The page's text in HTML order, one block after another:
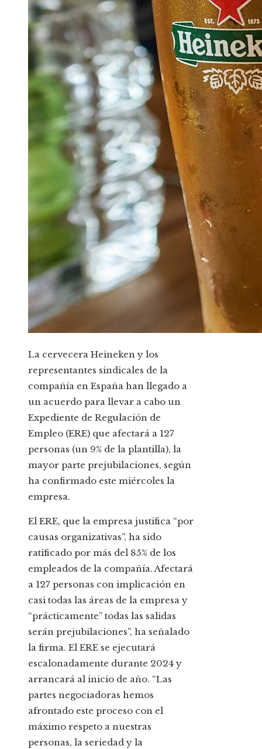
La cervecera Heineken y los
representantes sindicales de la
compañía en España han llegado a
un acuerdo para llevar a cabo un
Expediente de Regulación de
Empleo (ERE) que afectará a 127
personas (un 9% de la plantilla), la
mayor parte prejubilaciones, según
ha confirmado este miércoles la
empresa.
El ERE, que la empresa justifica “por
causas organizativas”, ha sido
ratificado por más del 85% de los
empleados de la compañía. Afectará
a 127 personas con implicación en
casi todas las áreas de la empresa y
“prácticamente” todas las salidas
serán prejubilaciones”, ha señalado
la firma. El ERE se ejecutará
escalonadamente durante 2024 y
arrancará al inicio de año. “Las
partes negociadoras hemos
afrontado este proceso con el
máximo respeto a nuestras
personas, la seriedad y la